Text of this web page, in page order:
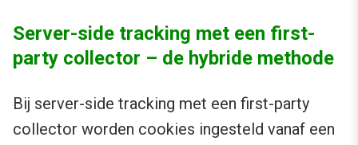
Server-side tracking met een first-
party collector – de hybride methode
Bij server-side tracking met een first-party
collector worden cookies ingesteld vanaf een